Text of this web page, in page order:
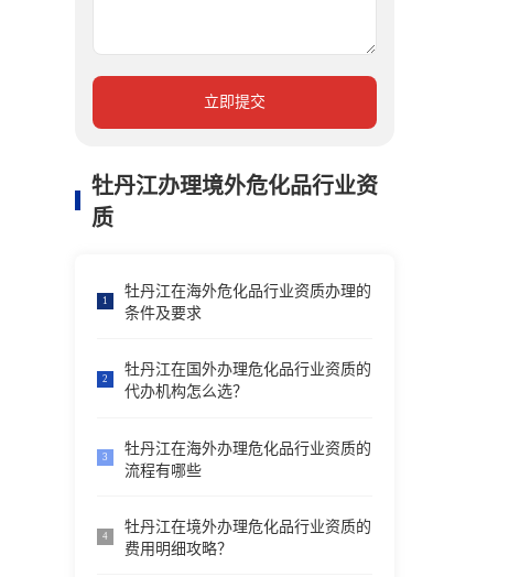
立即提交
牡丹江办理境外危化品行业资
质
1
牡丹江在海外危化品行业资质办理的
条件及要求
2
牡丹江在国外办理危化品行业资质的
代办机构怎么选？
3
牡丹江在海外办理危化品行业资质的
流程有哪些
4
牡丹江在境外办理危化品行业资质的
费用明细攻略？